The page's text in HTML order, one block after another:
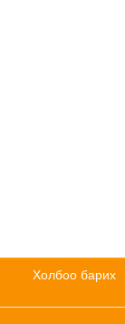
Холбоо барих